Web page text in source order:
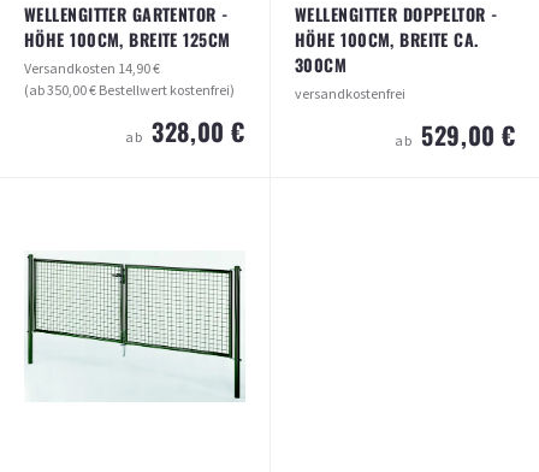
WELLENGITTER GARTENTOR -
HÖHE 100CM, BREITE 125CM
Versandkosten 14,90 €
(ab 350,00 € Bestellwert kostenfrei)
ab 328,00 €
(ab 350,00 € Bestellwert kostenfrei)
ab 328,00 €
WELLENGITTER DOPPELTOR -
HÖHE 100CM, BREITE CA.
300CM
versandkostenfrei
ab 529,00 €